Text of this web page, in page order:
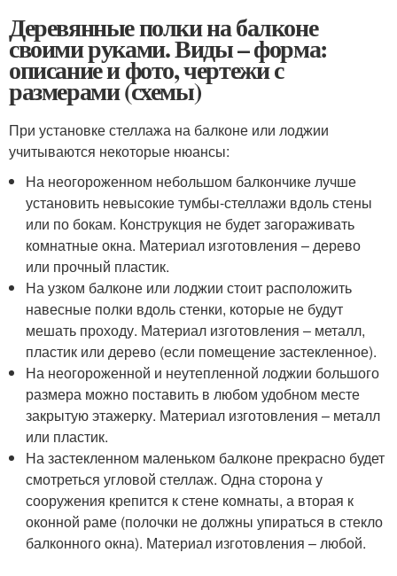
Деревянные полки на балконе
своими руками. Виды – форма:
описание и фото, чертежи с
размерами (схемы)
При установке стеллажа на балконе или лоджии
учитываются некоторые нюансы:
На неогороженном небольшом балкончике лучше
установить невысокие тумбы-стеллажи вдоль стены
или по бокам. Конструкция не будет загораживать
комнатные окна. Материал изготовления – дерево
или прочный пластик.
На узком балконе или лоджии стоит расположить
навесные полки вдоль стенки, которые не будут
мешать проходу. Материал изготовления – металл,
пластик или дерево (если помещение застекленное).
На неогороженной и неутепленной лоджии большого
размера можно поставить в любом удобном месте
закрытую этажерку. Материал изготовления – металл
или пластик.
На застекленном маленьком балконе прекрасно будет
смотреться угловой стеллаж. Одна сторона у
сооружения крепится к стене комнаты, а вторая к
оконной раме (полочки не должны упираться в стекло
балконного окна). Материал изготовления – любой.